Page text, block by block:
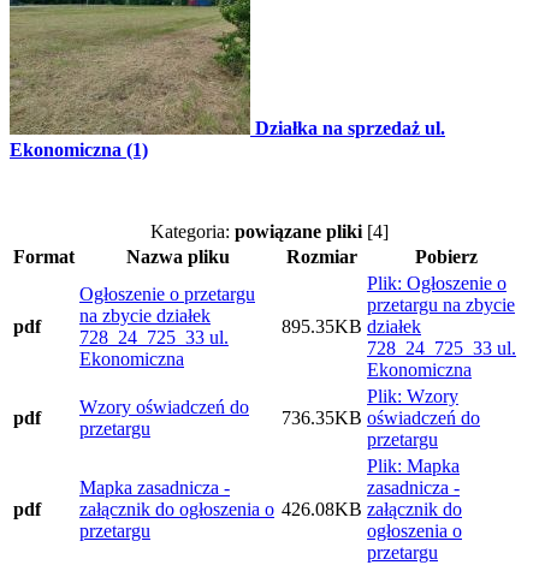
Działka na sprzedaż ul.
Ekonomiczna (1)
Kategoria: powiązane pliki [4]
Format
Nazwa pliku Rozmiar Pobierz
pdf
Ogłoszenie o przetargu
na zbycie działek
728_24_725_33 ul.
Ekonomiczna
895.35KB
Plik: Ogłoszenie o
przetargu na zbycie
działek
728_24_725_33 ul.
Ekonomiczna
pdf
Wzory oświadczeń do
przetargu
736.35KB
Plik: Wzory
oświadczeń do
przetargu
pdf
Mapka zasadnicza -
załącznik do ogłoszenia o
przetargu
426.08KB
Plik: Mapka
zasadnicza -
załącznik do
ogłoszenia o
przetargu